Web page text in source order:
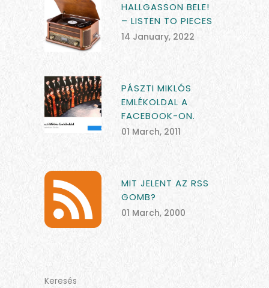
HALLGASSON BELE!
– LISTEN TO PIECES
14 January, 2022
PÁSZTI MIKLÓS
EMLÉKOLDAL A
FACEBOOK-ON.
01 March, 2011
MIT JELENT AZ RSS
GOMB?
01 March, 2000
Keresés